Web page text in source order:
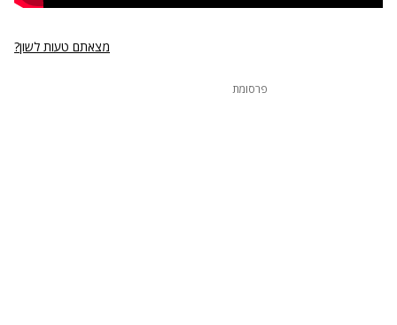
מצאתם טעות לשון?
פרסומת